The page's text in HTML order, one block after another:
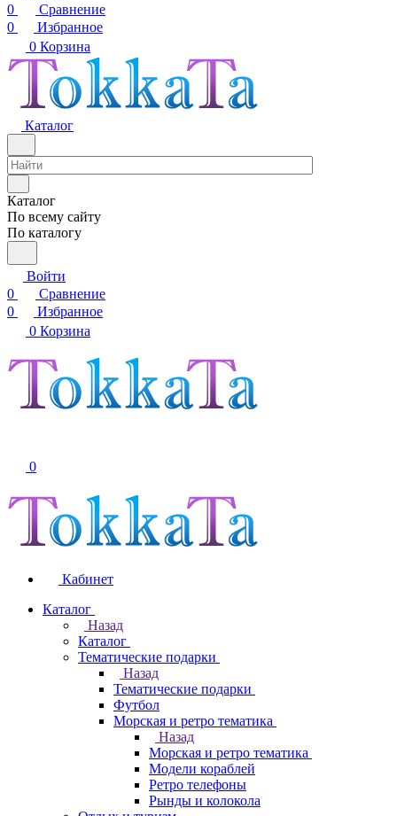
0
Сравнение
0
Избранное
0 Корзина
Каталог
Каталог
По всему сайту
По каталогу
Войти
0
Сравнение
0
Избранное
0 Корзина
0
Кабинет
Каталог
Назад
Каталог
Тематические подарки
Назад
Тематические подарки
Футбол
Морская и ретро тематика
Назад
Морская и ретро тематика
Модели кораблей
Ретро телефоны
Рынды и колокола